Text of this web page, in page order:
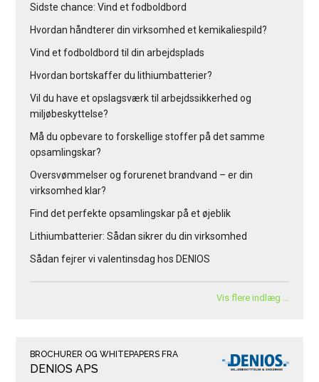
Sidste chance: Vind et fodboldbord
Hvordan håndterer din virksomhed et kemikaliespild?
Vind et fodboldbord til din arbejdsplads
Hvordan bortskaffer du lithiumbatterier?
Vil du have et opslagsværk til arbejdssikkerhed og
miljøbeskyttelse?
Må du opbevare to forskellige stoffer på det samme
opsamlingskar?
Oversvømmelser og forurenet brandvand – er din
virksomhed klar?
Find det perfekte opsamlingskar på et øjeblik
Lithiumbatterier: Sådan sikrer du din virksomhed
Sådan fejrer vi valentinsdag hos DENIOS
Vis flere indlæg …
BROCHURER OG WHITEPAPERS FRA
DENIOS APS